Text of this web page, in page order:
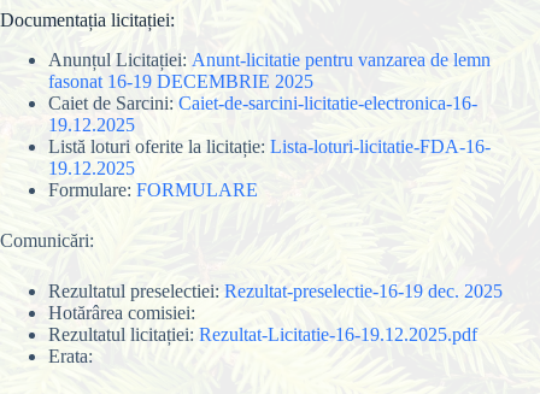
Documentația licitației:
Anunțul Licitației: Anunt-licitatie pentru vanzarea de lemn
fasonat 16-19 DECEMBRIE 2025
Caiet de Sarcini: Caiet-de-sarcini-licitatie-electronica-16-
19.12.2025
Listă loturi oferite la licitație: Lista-loturi-licitatie-FDA-16-
19.12.2025
Formulare: FORMULARE
Comunicări:
Rezultatul preselectiei: Rezultat-preselectie-16-19 dec. 2025
Hotărârea comisiei:
Rezultatul licitației: Rezultat-Licitatie-16-19.12.2025.pdf
Erata: